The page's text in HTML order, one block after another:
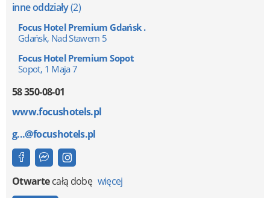
inne oddziały(2)
Focus Hotel Premium Gdańsk .
Gdańsk, Nad Stawem 5
Focus Hotel Premium Sopot
Sopot, 1 Maja 7
58 350-08-01
www.focushotels.pl
g...@focushotels.pl
Otwartecałą dobę więcej